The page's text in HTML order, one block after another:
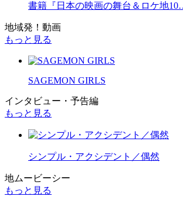
書籍『日本の映画の舞台＆ロケ地
地域発！動画
もっと見る
SAGEMON GIRLS
インタビュー・予告編
もっと見る
シンプル・アクシデント／偶然
地ムービーシー
もっと見る